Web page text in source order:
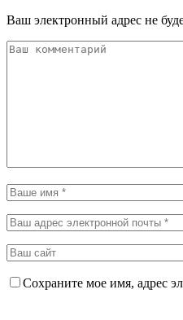
Ваш электронный адрес не
Сохраните мое имя, адрес